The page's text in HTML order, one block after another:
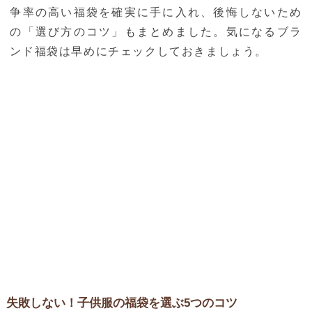
争率の高い福袋を確実に手に入れ、後悔しないため
の「選び方のコツ」もまとめました。気になるブラ
ンド福袋は早めにチェックしておきましょう。
失敗しない！子供服の福袋を選ぶ5つのコツ